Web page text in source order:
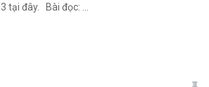
tại đây. Bài đọc: …